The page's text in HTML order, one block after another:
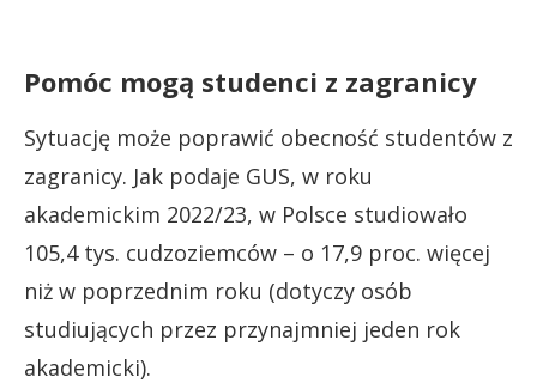
Pomóc mogą studenci z zagranicy
Sytuację może poprawić obecność studentów z
zagranicy. Jak podaje GUS, w roku
akademickim 2022/23, w Polsce studiowało
105,4 tys. cudzoziemców – o 17,9 proc. więcej
niż w poprzednim roku (dotyczy osób
studiujących przez przynajmniej jeden rok
akademicki).